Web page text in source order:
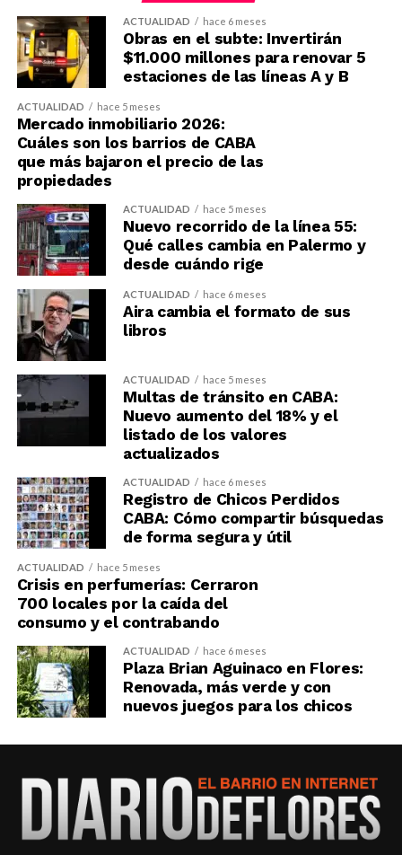
ACTUALIDAD hace 6 meses
Obras en el subte: Invertirán
$11.000 millones para renovar 5
estaciones de las líneas A y B
ACTUALIDAD hace 5 meses
Mercado inmobiliario 2026:
Cuáles son los barrios de CABA
que más bajaron el precio de las
propiedades
ACTUALIDAD hace 5 meses
Nuevo recorrido de la línea 55:
Qué calles cambia en Palermo y
desde cuándo rige
ACTUALIDAD hace 6 meses
Aira cambia el formato de sus
libros
ACTUALIDAD hace 5 meses
Multas de tránsito en CABA:
Nuevo aumento del 18% y el
listado de los valores
actualizados
ACTUALIDAD hace 6 meses
Registro de Chicos Perdidos
CABA: Cómo compartir búsquedas
de forma segura y útil
ACTUALIDAD hace 5 meses
Crisis en perfumerías: Cerraron
700 locales por la caída del
consumo y el contrabando
ACTUALIDAD hace 6 meses
Plaza Brian Aguinaco en Flores:
Renovada, más verde y con
nuevos juegos para los chicos